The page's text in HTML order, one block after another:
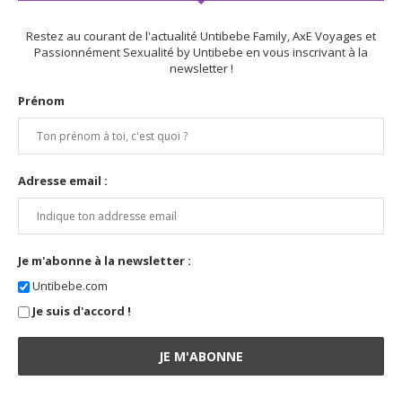
Restez au courant de l'actualité Untibebe Family, AxE Voyages et
Passionnément Sexualité by Untibebe en vous inscrivant à la
newsletter !
Prénom
Adresse email :
Je m'abonne à la newsletter :
Untibebe.com
Je suis d'accord !